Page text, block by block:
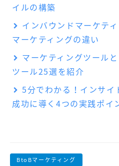
BtoBマーケティング
イルの構築
インバウンドマーケテ
マーケティングの違い
マーケティングツール
ツール25選を紹介
5分でわかる！インサ
成功に導く4つの実践ポイ